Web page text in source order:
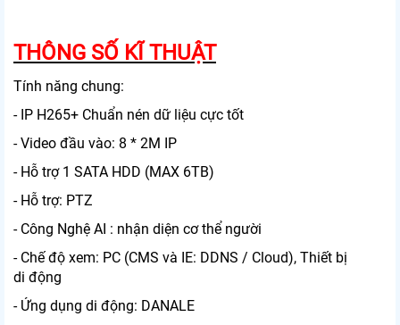
THÔNG SỐ KĨ THUẬT
Tính năng chung:
- IP H265+ Chuẩn nén dữ liệu cực tốt
- Video đầu vào: 8 * 2M IP
- Hỗ trợ 1 SATA HDD (MAX 6TB)
- Hỗ trợ: PTZ
- Công Nghệ AI : nhận diện cơ thể người
- Chế độ xem: PC (CMS và IE: DDNS / Cloud), Thiết bị
di động
- Ứng dụng di động: DANALE